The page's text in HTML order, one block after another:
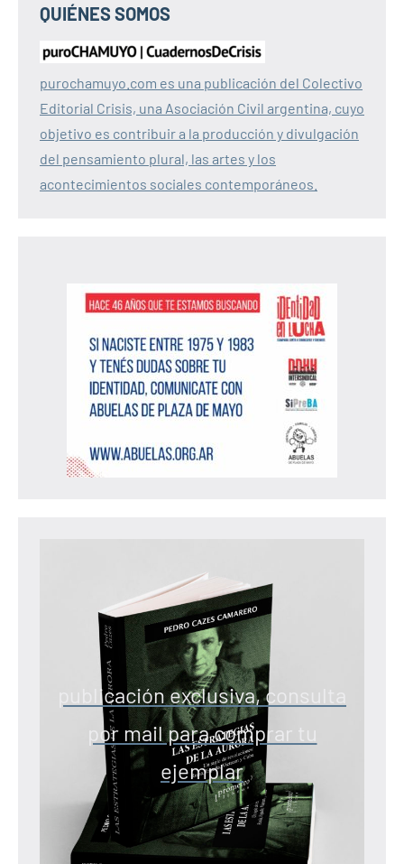
QUIÉNES SOMOS
purochamuyo.com es una publicación del Colectivo
Editorial Crisis, una Asociación Civil argentina, cuyo
objetivo es contribuir a la producción y divulgación
del pensamiento plural, las artes y los
acontecimientos sociales contemporáneos.
publicación exclusiva, consulta
por mail para comprar tu
ejemplar